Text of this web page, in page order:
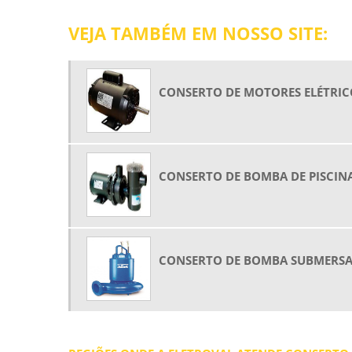
VEJA TAMBÉM EM NOSSO SITE:
CONSERTO DE MOTORES
CONSERTO DE BOMBA DE
CONSERTO DE BOMBA SUBMERSA